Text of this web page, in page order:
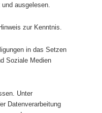
Nach Postleitzahl
ausgelesen.
zur Kenntnis.
in das Setzen
Soziale Medien
Unter
Datenverarbeitung